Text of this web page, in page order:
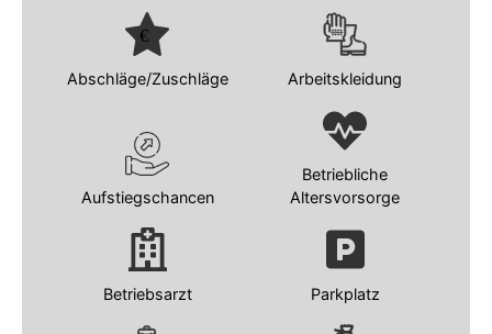
Abschläge/Zuschläge Arbeitskleidung
Aufstiegschancen
Betriebliche
Altersvorsorge
Betriebsarzt Parkplatz